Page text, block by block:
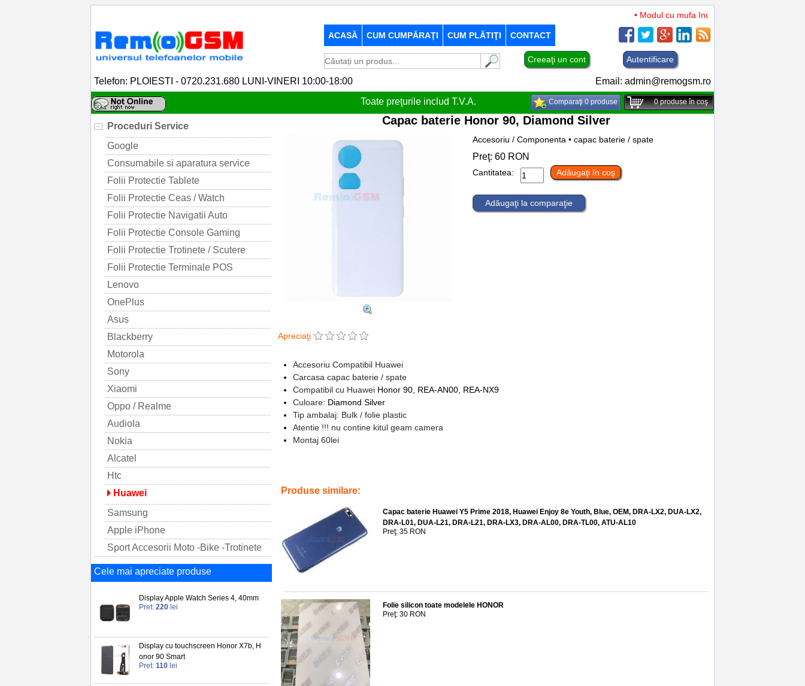
• Modul cu mufa Incarcare si microfon TCL 50
ACASĂ CUM CUMPĂRAŢI CUM PLĂTIŢI CONTACT
Creeaţi un cont Autentificare
Telefon: PLOIESTI - 0720.231.680 LUNI-VINERI 10:00-18:00 Email: admin@remogsm.ro
Toate preţurile includ T.V.A.
Comparaţi 0 produse 0produse în coş
Proceduri Service
Google
Consumabile si aparatura service
Folii Protectie Tablete
Folii Protectie Ceas / Watch
Folii Protectie Navigatii Auto
Folii Protectie Console Gaming
Folii Protectie Trotinete / Scutere
Folii Protectie Terminale POS
Lenovo
OnePlus
Asus
Blackberry
Motorola
Sony
Xiaomi
Oppo / Realme
Audiola
Nokia
Alcatel
Htc
Huawei
Samsung
Apple iPhone
Sport Accesorii Moto -Bike -Trotinete
Cele mai apreciate produse
Display Apple Watch Series 4, 40mm
Pret: 220 lei
Display cu touchscreen Honor X7b, H
onor 90 Smart
Pret: 110 lei
Capac baterie Honor 90, Diamond Silver
Apreciaţi
Accesoriu / Componenta • capac baterie / spate
Preţ: 60 RON
Cantitatea: Adăugaţi în coş
Adăugaţi la comparaţie
Accesoriu Compatibil Huawei
Carcasa capac baterie / spate
Compatibil cu Huawei Honor 90, REA-AN00, REA-NX9
Culoare: Diamond Silver
Tip ambalaj: Bulk / folie plastic
Atentie !!! nu contine kitul geam camera
Montaj 60lei
Produse similare:
Capac baterie Huawei Y5 Prime 2018, Huawei Enjoy 8e Youth, Blue, OEM, DRA-LX2, DUA-LX2,
DRA-L01, DUA-L21, DRA-L21, DRA-LX3, DRA-AL00, DRA-TL00, ATU-AL10
Preţ: 35 RON
Folie silicon toate modelele HONOR
Preţ: 30 RON